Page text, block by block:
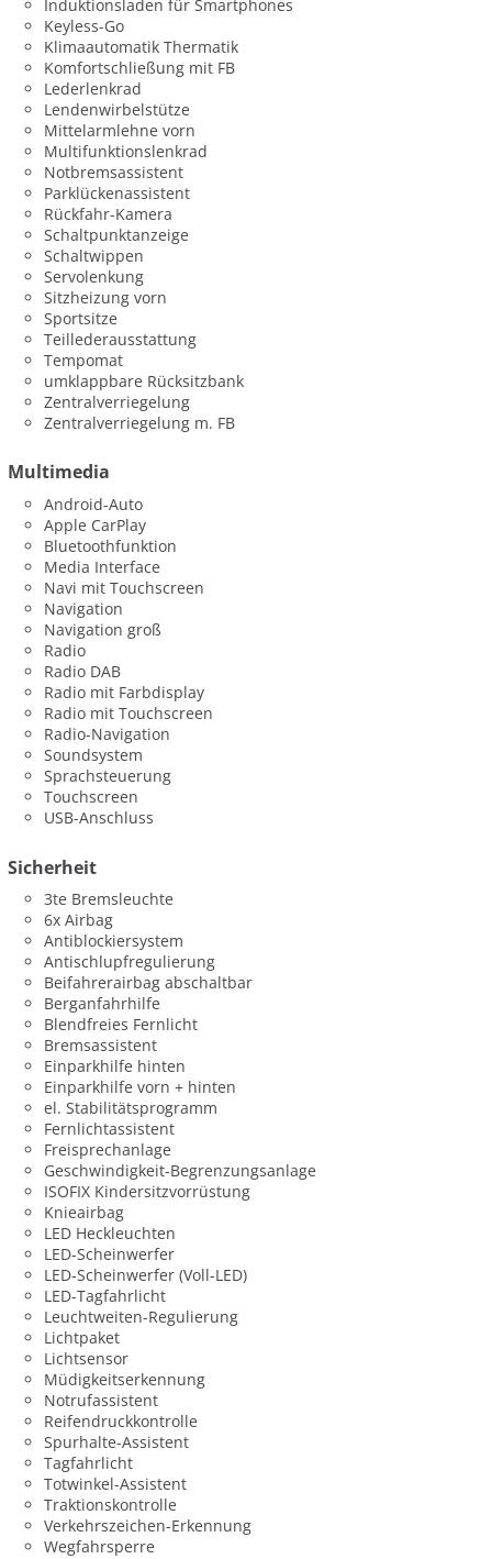
Induktionsladen für Smartphones
Keyless-Go
Klimaautomatik Thermatik
Komfortschließung mit FB
Lederlenkrad
Lendenwirbelstütze
Mittelarmlehne vorn
Multifunktionslenkrad
Notbremsassistent
Parklückenassistent
Rückfahr-Kamera
Schaltpunktanzeige
Schaltwippen
Servolenkung
Sitzheizung vorn
Sportsitze
Teillederausstattung
Tempomat
umklappbare Rücksitzbank
Zentralverriegelung
Zentralverriegelung m. FB
Multimedia
Android-Auto
Apple CarPlay
Bluetoothfunktion
Media Interface
Navi mit Touchscreen
Navigation
Navigation groß
Radio
Radio DAB
Radio mit Farbdisplay
Radio mit Touchscreen
Radio-Navigation
Soundsystem
Sprachsteuerung
Touchscreen
USB-Anschluss
Sicherheit
3te Bremsleuchte
6x Airbag
Antiblockiersystem
Antischlupfregulierung
Beifahrerairbag abschaltbar
Berganfahrhilfe
Blendfreies Fernlicht
Bremsassistent
Einparkhilfe hinten
Einparkhilfe vorn + hinten
el. Stabilitätsprogramm
Fernlichtassistent
Freisprechanlage
Geschwindigkeit-Begrenzungsanlage
ISOFIX Kindersitzvorrüstung
Knieairbag
LED Heckleuchten
LED-Scheinwerfer
LED-Scheinwerfer (Voll-LED)
LED-Tagfahrlicht
Leuchtweiten-Regulierung
Lichtpaket
Lichtsensor
Müdigkeitserkennung
Notrufassistent
Reifendruckkontrolle
Spurhalte-Assistent
Tagfahrlicht
Totwinkel-Assistent
Traktionskontrolle
Verkehrszeichen-Erkennung
Wegfahrsperre